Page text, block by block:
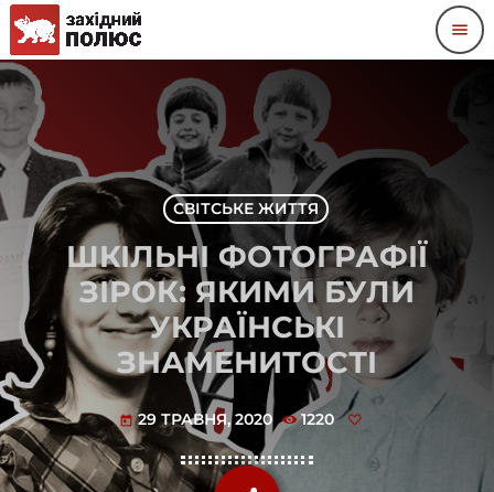
menu
СВІТСЬКЕ ЖИТТЯ
ШКІЛЬНІ ФОТОГРАФІЇ
ЗІРОК: ЯКИМИ БУЛИ
УКРАЇНСЬКІ
ЗНАМЕНИТОСТІ
today 29 ТРАВНЯ, 2020 1220